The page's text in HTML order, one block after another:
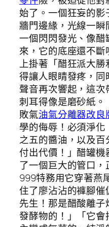
始了。一個狂妄的
牆門邊緣，光線一瞬
一個閃閃發光、像
來，它的底座還不
上掛著「醋狂派大
得讓人眼睛發疼，
聲音再次響起，這次
刺耳得像是磨砂紙
敗氣油氣分離器改良
學的侮辱！必須淨
之五的醬油，以及
付出代價！」醋罐
了一個巨大的管口
999特務用它穿著燕
住了廖沾沾的褲腳
先生！那是醋酸離
發酵物的！」「它